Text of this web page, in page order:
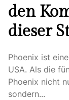
den
dieser
Phoenix ist
USA. Als die
Phoenix nicht
sondern...